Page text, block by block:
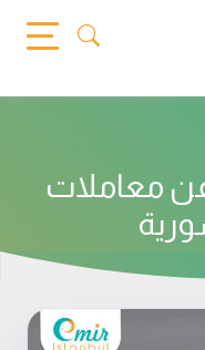
معاملات